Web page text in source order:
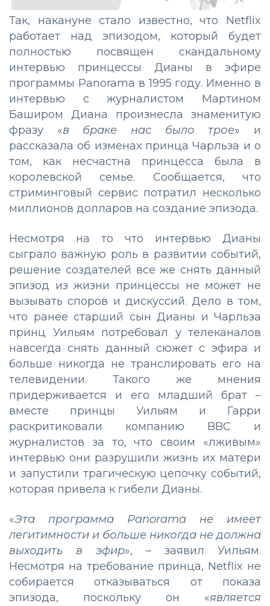
Так, накануне стало известно, что Netflix
работает над эпизодом, который будет
полностью посвящен скандальному
интервью принцессы Дианы в эфире
программы Panorama в 1995 году. Именно в
интервью с журналистом Мартином
Баширом Диана произнесла знаменитую
фразу «в браке нас было трое» и
рассказала об изменах принца Чарльза и о
том, как несчастна принцесса была в
королевской семье. Сообщается, что
стриминговый сервис потратил несколько
миллионов долларов на создание эпизода.
Несмотря на то что интервью Дианы
сыграло важную роль в развитии событий,
решение создателей все же снять данный
эпизод из жизни принцессы не может не
вызывать споров и дискуссий. Дело в том,
что ранее старший сын Дианы и Чарльза
принц Уильям потребовал у телеканалов
навсегда снять данный сюжет с эфира и
больше никогда не транслировать его на
телевидении. Такого же мнения
придерживается и его младший брат –
вместе принцы Уильям и Гарри
раскритиковали компанию BBC и
журналистов за то, что своим «лживым»
интервью они разрушили жизнь их матери
и запустили трагическую цепочку событий,
которая привела к гибели Дианы.
«Эта программа Panorama не имеет
легитимности и больше никогда не должна
выходить в эфир», – заявил Уильям.
Несмотря на требование принца, Netflix не
собирается отказываться от показа
эпизода, поскольку он «является